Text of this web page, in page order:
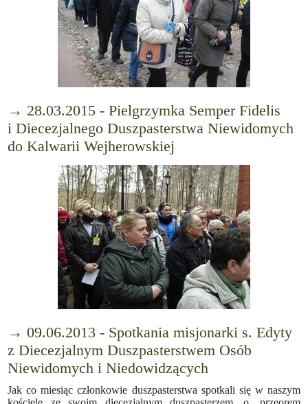
→ 28.03.2015 - Pielgrzymka Semper Fidelis
i Diecezjalnego Duszpasterstwa Niewidomych
do Kalwarii Wejherowskiej
→ 09.06.2013 - Spotkania misjonarki s. Edyty
z Diecezjalnym Duszpasterstwem Osób
Niewidomych i Niedowidzących
Jak co miesiąc członkowie duszpasterstwa spotkali się w naszym